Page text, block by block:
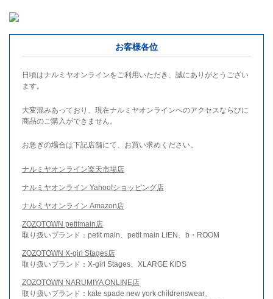
お客様各位
日頃はナルミヤオンラインをご利用いただき、誠にありがとうござい
ます。
大変混みあっており、現在ナルミヤオンラインへのアクセスならびに
商品のご購入ができません。
お急ぎの場合は下記店舗にて、お買い求めください。
ナルミヤオンライン楽天市場店
ナルミヤオンライン Yahoo!ショッピング店
ナルミヤオンライン Amazon店
ZOZOTOWN petitmain店
取り扱いブランド：petit main、petit main LIEN、b・ROOM
ZOZOTOWN X-girl Stages店
取り扱いブランド：X-girl Stages、XLARGE KIDS
ZOZOTOWN NARUMIYA ONLINE店
取り扱いブランド：kate spade new york childrenswear、